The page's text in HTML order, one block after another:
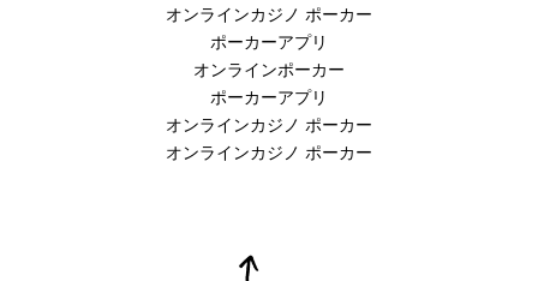
オンラインカジノ ポーカー
ポーカーアプリ
オンラインポーカー
ポーカーアプリ
オンラインカジノ ポーカー
オンラインカジノ ポーカー